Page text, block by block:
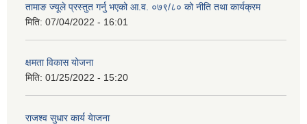
तामाङ ज्यूले प्रस्तुत गर्नु भएको आ.व. ०७९/८० को नीति तथा कार्यक्रम
मिति: 07/04/2022 - 16:01
क्षमता विकास योजना
मिति: 01/25/2022 - 15:20
राजश्व सुधार कार्य येाजना